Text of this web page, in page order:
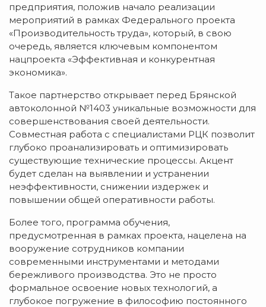
предприятия, положив начало реализации
мероприятий в рамках Федерального проекта
«Производительность труда», который, в свою
очередь, является ключевым компонентом
нацпроекта «Эффективная и конкурентная
экономика».
Такое партнерство открывает перед Брянской
автоколонной №1403 уникальные возможности для
совершенствования своей деятельности.
Совместная работа с специалистами РЦК позволит
глубоко проанализировать и оптимизировать
существующие технические процессы. Акцент
будет сделан на выявлении и устранении
неэффективности, снижении издержек и
повышении общей оперативности работы.
Более того, программа обучения,
предусмотренная в рамках проекта, нацелена на
вооружение сотрудников компании
современными инструментами и методами
бережливого производства. Это не просто
формальное освоение новых технологий, а
глубокое погружение в философию постоянного